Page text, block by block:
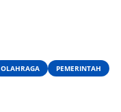
OLAHRAGA
PEMERINTAH